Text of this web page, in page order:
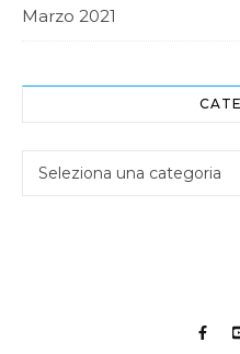
Marzo 2021
Categorie